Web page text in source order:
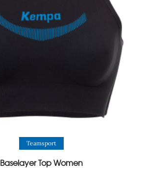
View Product
Teamsport
Baselayer Top Women